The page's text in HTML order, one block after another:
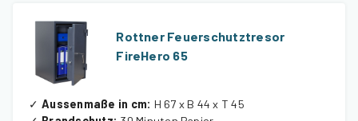
Rottner Feuerschutztresor
FireHero 65
✓ Aussenmaße in cm: H 67 x B 44 x T 45